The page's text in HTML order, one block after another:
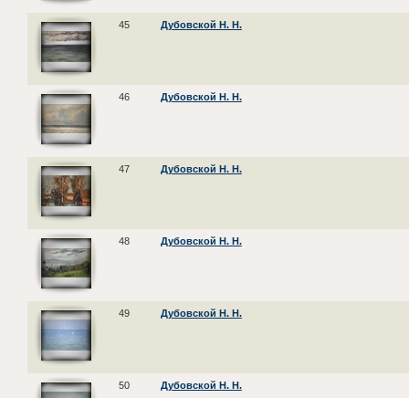
45 Дубовской Н. Н.
46 Дубовской Н. Н.
47 Дубовской Н. Н.
48 Дубовской Н. Н.
49 Дубовской Н. Н.
50 Дубовской Н. Н.